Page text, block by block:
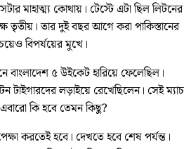
মাহাত্ম্য কোথায়। টেস্টে এটা ছিল লিটনের
তৃতীয়। তার দুই বছর আগে করা পাকিস্তানের
বিপর্যয়ের মুখে।
বাংলাদেশ ৫ উইকেট হারিয়ে ফেলেছিল।
টাইগারদের লড়াইয়ে রেখেছিলেন। সেই ম্যাচ
কি হবে তেমন কিছু?
করতেই হবে। দেখতে হবে শেষ পর্যন্ত।